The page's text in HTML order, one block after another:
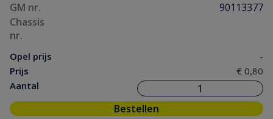
GM nr.
90113377
Chassis
nr.
Opel prijs
-
Prijs
€ 0,80
Aantal
Bestellen